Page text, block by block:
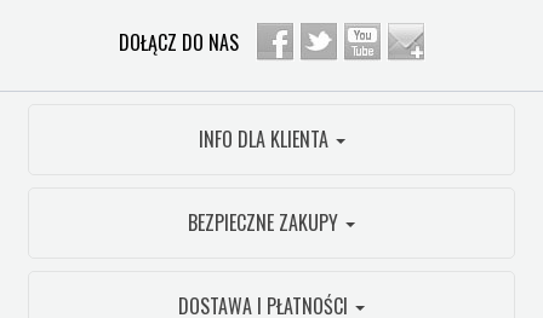
DOŁĄCZ DO NAS
INFO DLA KLIENTA
BEZPIECZNE ZAKUPY
DOSTAWA I PŁATNOŚCI